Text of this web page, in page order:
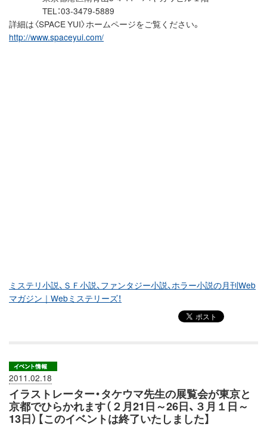
TEL：03-3479-5889
詳細は〈SPACE YUI〉ホームページをご覧ください。
http://www.spaceyui.com/
ミステリ小説、ＳＦ小説、ファンタジー小説、ホラー小説の月刊Web
マガジン｜Webミステリーズ！
2011.02.18
イラストレーター・タケウマ先生の展覧会が東京と
京都でひらかれます（２月21日～26日、３月１日～
13日）【このイベントは終了いたしました】